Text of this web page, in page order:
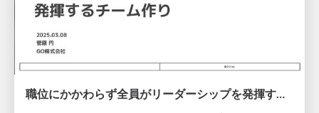
職位にかかわらず全員がリーダーシップを発揮するチーム作り / Building a team where everyone can demonstrate leadership regardless of position